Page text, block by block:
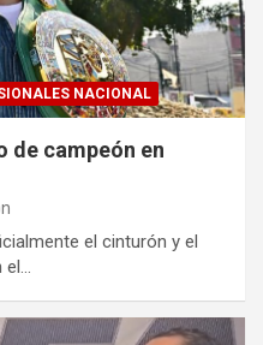
NACIONAL
de campeón en
el cinturón y el
el…